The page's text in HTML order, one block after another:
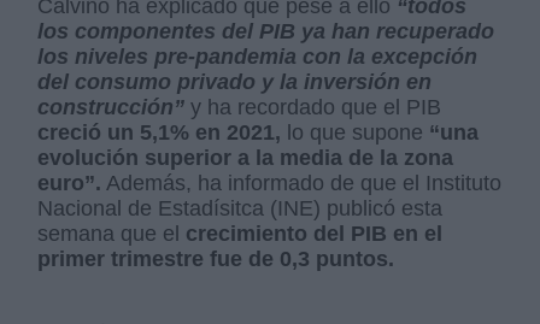
Calviño ha explicado que pese a ello “todos
los componentes del PIB ya han recuperado
los niveles pre-pandemia con la excepción
del consumo privado y la inversión en
construcción” y ha recordado que el PIB
creció un 5,1% en 2021, lo que supone “una
evolución superior a la media de la zona
euro”. Además, ha informado de que el Instituto
Nacional de Estadísitca (INE) publicó esta
semana que el crecimiento del PIB en el
primer trimestre fue de 0,3 puntos.